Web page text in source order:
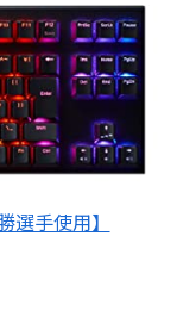
選手使用】